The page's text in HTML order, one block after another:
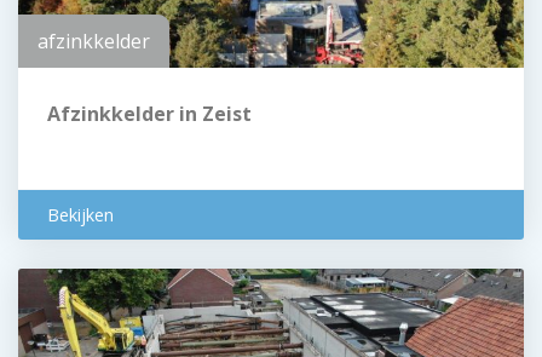
afzinkkelder
Afzinkkelder in Zeist
Bekijken